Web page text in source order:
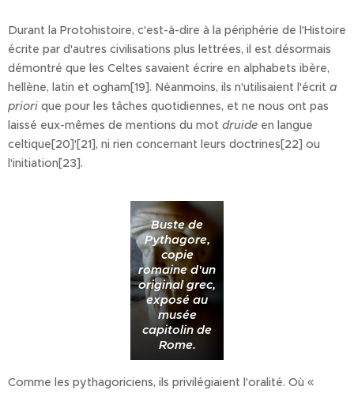
Durant la Protohistoire, c'est-à-dire à la périphérie de l'Histoire
écrite par d'autres civilisations plus lettrées, il est désormais
démontré que les Celtes savaient écrire en alphabets ibère,
hellène, latin et ogham[19]. Néanmoins, ils n'utilisaient l'écrit a
priori que pour les tâches quotidiennes, et ne nous ont pas
laissé eux-mêmes de mentions du mot druide en langue
celtique[20]'[21], ni rien concernant leurs doctrines[22] ou
l'initiation[23].
Buste de
Pythagore,
copie
romaine d'un
original grec,
exposé au
musée
capitolin de
Rome.
Comme les pythagoriciens, ils privilégiaient l'oralité. Où «